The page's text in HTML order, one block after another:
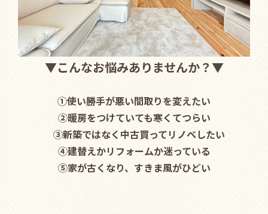
▼こんなお悩みありませんか？▼
①使い勝手が悪い間取りを変えたい
②暖房をつけていても寒くてつらい
③新築ではなく中古買ってリノベしたい
④建替えかリフォームか迷っている
⑤家が古くなり、すきま風がひどい